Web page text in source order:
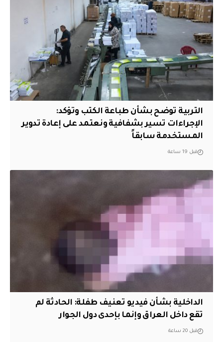
التربية توضح بشأن طباعة الكتب وتؤكد:
الإجراءات تسير بشفافية ونعتمد على إعادة تدوير
المستخدمة سابقاً
قبل 19 ساعة
الداخلية بشأن فيديو تعنيف طفلة: الحادثة لم
تقع داخل العراق وإنما بإحدى دول الجوار
قبل 20 ساعة